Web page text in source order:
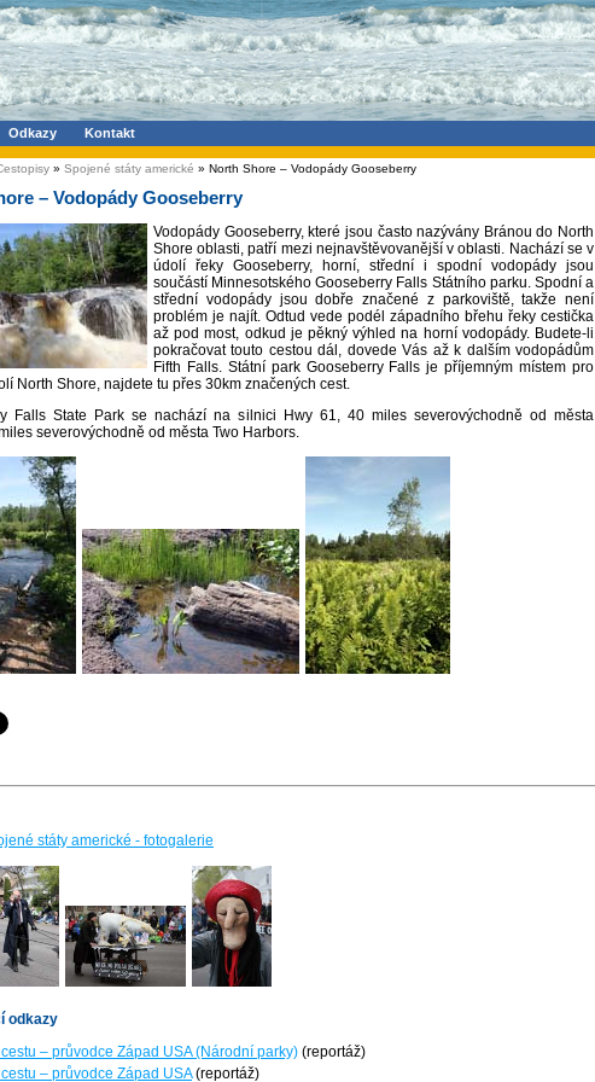
Odkazy Kontakt
» Spojené státy americké » North Shore – Vodopády Gooseberry
– Vodopády Gooseberry
Vodopády Gooseberry, které jsou často nazývány Bránou do North
Shore oblasti, patří mezi nejnavštěvovanější v oblasti. Nachází se v
údolí řeky Gooseberry, horní, střední i spodní vodopády jsou
součástí Minnesotského Gooseberry Falls Státního parku. Spodní a
střední vodopády jsou dobře značené z parkoviště, takže není
problém je najít. Odtud vede podél západního břehu řeky cestička
až pod most, odkud je pěkný výhled na horní vodopády. Budete-li
pokračovat touto cestou dál, dovede Vás až k dalším vodopádům
Fifth Falls. Státní park Gooseberry Falls je příjemným místem pro
North Shore, najdete tu přes 30km značených cest.
Falls State Park se nachází na silnici Hwy 61, 40 miles severovýchodně od města
severovýchodně od města Two Harbors.
státy americké - fotogalerie
odkazy
– průvodce Západ USA (Národní parky) (reportáž)
– průvodce Západ USA(reportáž)